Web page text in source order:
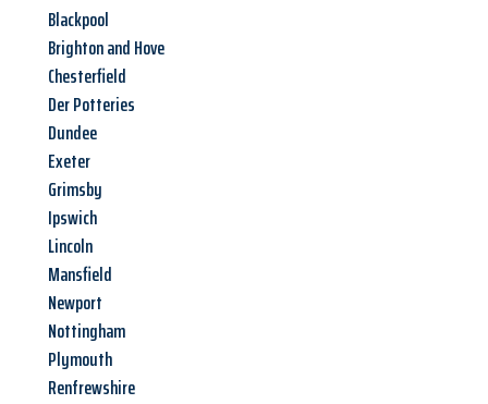
Blackpool
Brighton and Hove
Chesterfield
Der Potteries
Dundee
Exeter
Grimsby
Ipswich
Lincoln
Mansfield
Newport
Nottingham
Plymouth
Renfrewshire